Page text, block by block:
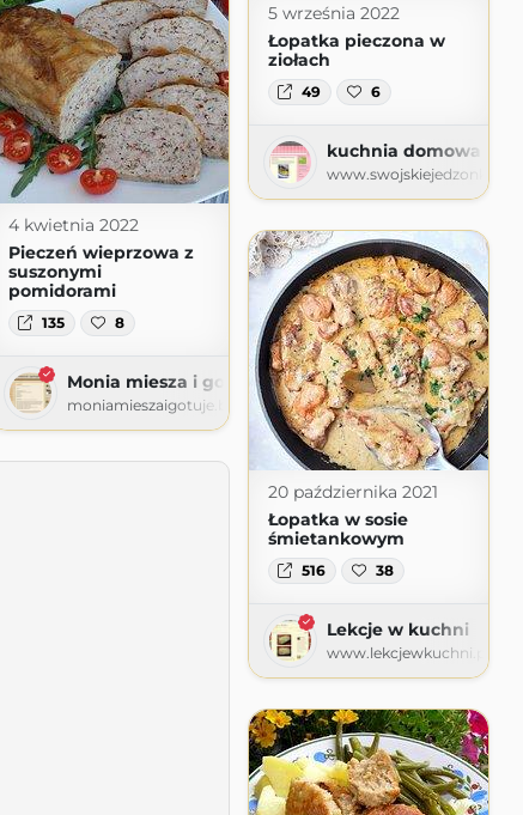
5 września 2022
Łopatka pieczona w
ziołach
49 6
kuchnia domowa Agi
4 kwietnia 2022
Pieczeń wieprzowa z
suszonymi
pomidorami
135 8
Monia miesza i gotuje
moniamieszaigotuje.blogspot.com
20 października 2021
Łopatka w sosie
śmietankowym
516 38
Lekcje w kuchni
www.lekcjewkuchni.pl